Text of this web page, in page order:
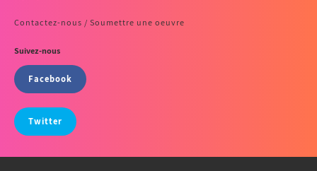
Contactez-nous / Soumettre une oeuvre
Suivez-nous
Facebook
Twitter